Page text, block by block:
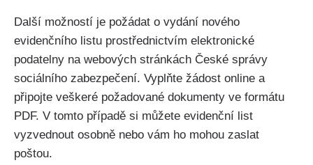
Další možností je požádat o vydání nového
evidenčního listu prostřednictvím elektronické
podatelny na webových stránkách České správy
sociálního zabezpečení. Vyplňte žádost online a
připojte veškeré požadované dokumenty ve formátu
PDF. V tomto případě si můžete evidenční list
vyzvednout osobně nebo vám ho mohou zaslat
poštou.